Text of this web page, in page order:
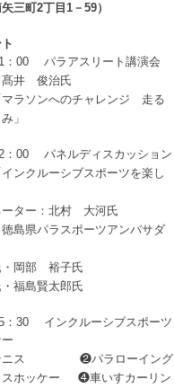
矢三町2丁目1－59）
：00 パラアスリート講演会
井 俊治氏
マラソンへのチャレンジ 走る
み 」
：00 パネルディスカッション
ンクルーシブスポーツを楽し
ーター：北村 大河氏
島県パラスポーツアンバサダ
岡部 裕子氏
福島賢太郎氏
：30 インクルーシブスポーツ
ニス ❷パラローイング
スホッケー ❹車いすカーリン